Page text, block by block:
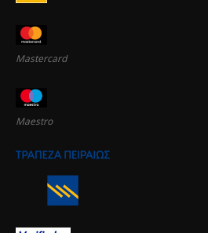
Mastercard
Maestro